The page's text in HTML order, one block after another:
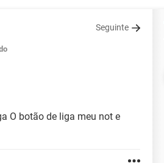
Seguinte
O botão de liga meu not e